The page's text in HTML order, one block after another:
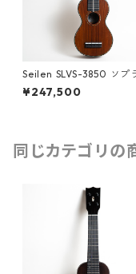
Seilen SLVS-3850 ソプ
クレレ #1888
¥247,500
同じカテゴリの